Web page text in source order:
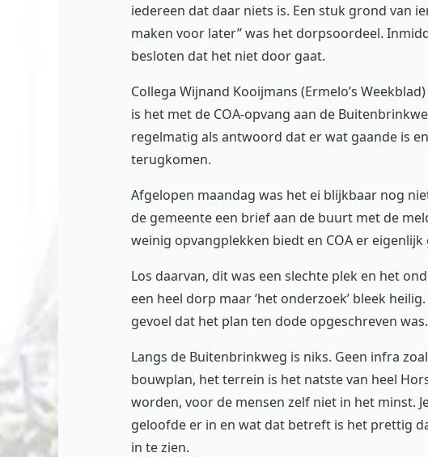
iedereen dat daar niets is. Een stuk grond van
maken voor later” was het dorpsoordeel.
besloten dat het niet door gaat.
Collega Wijnand Kooijmans (Ermelo’s
is het met de COA-opvang aan de
regelmatig als antwoord dat er wat gaande is
terugkomen.
Afgelopen maandag was het ei blijkbaar nog
de gemeente een brief aan de buurt met de
weinig opvangplekken biedt en COA er eigenlijk
Los daarvan, dit was een slechte plek en het
een heel dorp maar ‘het onderzoek’ bleek
gevoel dat het plan ten dode opgeschreven
Langs de Buitenbrinkweg is niks. Geen infra
bouwplan, het terrein is het natste van heel
worden, voor de mensen zelf niet in het minst.
geloofde er in en wat dat betreft is het prettig
in te zien.